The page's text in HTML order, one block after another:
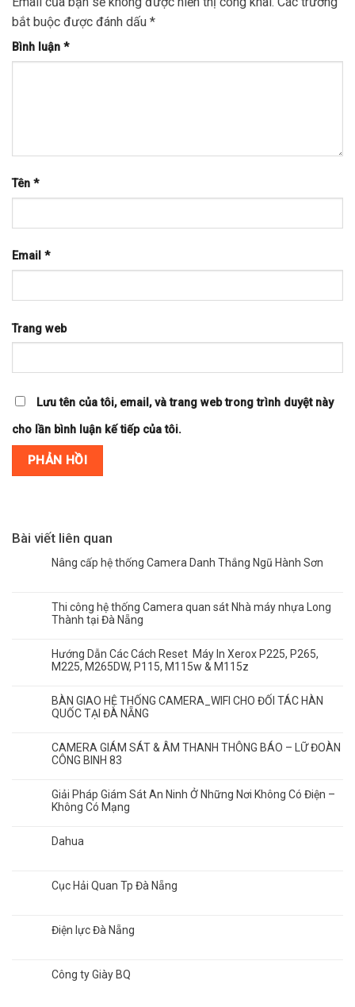
bắt buộc được đánh dấu *
Bình luận *
Tên *
Email *
Trang web
Lưu tên của tôi, email, và trang web trong trình duyệt này
cho lần bình luận kế tiếp của tôi.
Bài viết liên quan
Nâng cấp hệ thống Camera Danh Thắng Ngũ Hành Sơn
Thi công hệ thống Camera quan sát Nhà máy nhựa Long
Thành tại Đà Nẵng
Hướng Dẫn Các Cách Reset Máy In Xerox P225, P265,
M225, M265DW, P115, M115w & M115z
BÀN GIAO HỆ THỐNG CAMERA_WIFI CHO ĐỐI TÁC HÀN
QUỐC TẠI ĐÀ NẴNG
CAMERA GIÁM SÁT & ÂM THANH THÔNG BÁO – LỮ ĐOÀN
CÔNG BINH 83
Giải Pháp Giám Sát An Ninh Ở Những Nơi Không Có Điện –
Không Có Mạng
Dahua
Cục Hải Quan Tp Đà Nẵng
Điện lực Đà Nẵng
Công ty Giày BQ